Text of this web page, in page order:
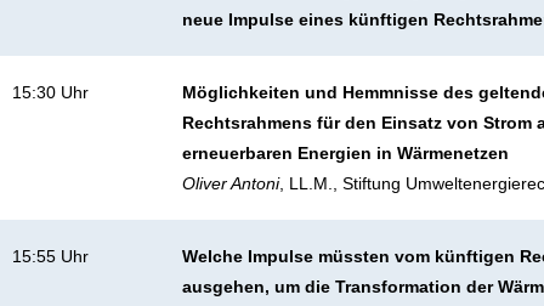
neue Impulse eines künftigen
15:30 Uhr
Möglichkeiten und Hemmnisse des
Rechtsrahmens für den Einsatz von Strom
erneuerbaren Energien in Wärmenetzen
Oliver Antoni, LL.M., Stiftung
15:55 Uhr
Welche Impulse müssten vom künftigen
ausgehen, um die Transformation der